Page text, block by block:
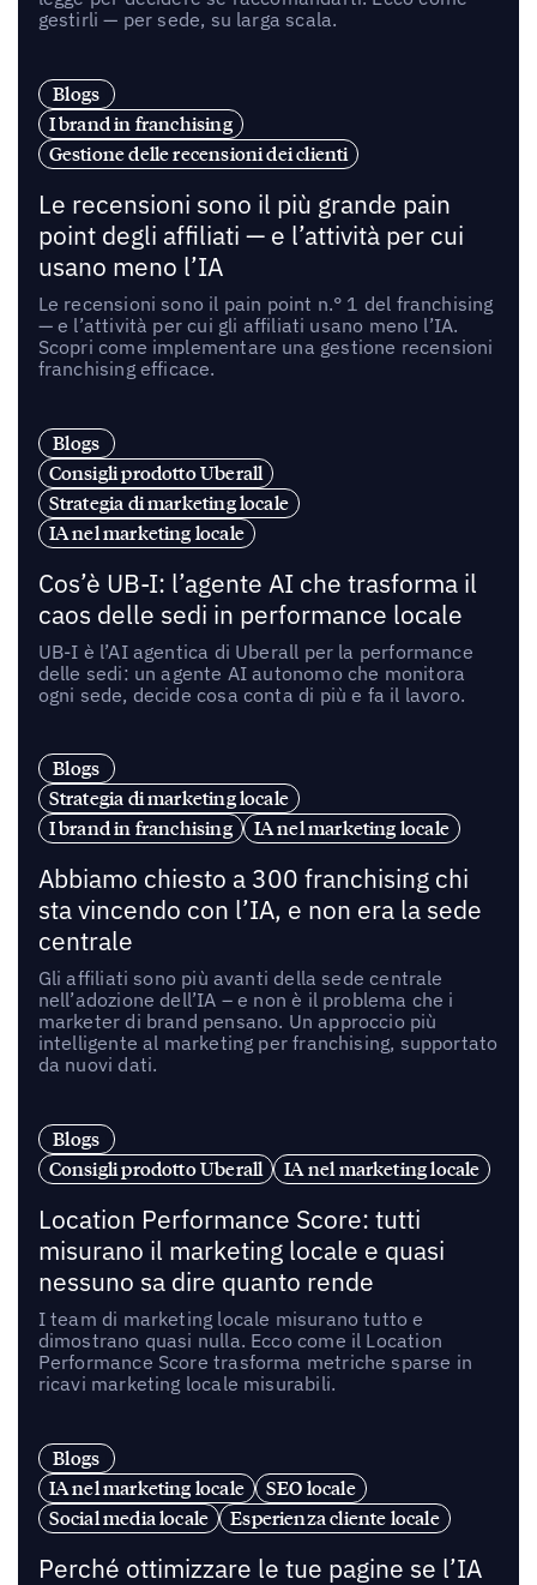
gestirli — per sede, su larga scala.
Blogs
I brand in franchising
Gestione delle recensioni dei clienti
Le recensioni sono il più grande pain
point degli affiliati — e l’attività per cui
usano meno l’IA
Le recensioni sono il pain point n.° 1 del franchising
— e l’attività per cui gli affiliati usano meno l’IA.
Scopri come implementare una gestione recensioni
franchising efficace.
Blogs
Consigli prodotto Uberall
Strategia di marketing locale
IA nel marketing locale
Cos’è UB-I: l’agente AI che trasforma il
caos delle sedi in performance locale
UB-I è l’AI agentica di Uberall per la performance
delle sedi: un agente AI autonomo che monitora
ogni sede, decide cosa conta di più e fa il lavoro.
Blogs
Strategia di marketing locale
I brand in franchising
IA nel marketing locale
Abbiamo chiesto a 300 franchising chi
sta vincendo con l’IA, e non era la sede
centrale
Gli affiliati sono più avanti della sede centrale
nell’adozione dell’IA – e non è il problema che i
marketer di brand pensano. Un approccio più
intelligente al marketing per franchising, supportato
da nuovi dati.
Blogs
Consigli prodotto Uberall
IA nel marketing locale
Location Performance Score: tutti
misurano il marketing locale e quasi
nessuno sa dire quanto rende
I team di marketing locale misurano tutto e
dimostrano quasi nulla. Ecco come il Location
Performance Score trasforma metriche sparse in
ricavi marketing locale misurabili.
Blogs
IA nel marketing locale
SEO locale
Social media locale
Esperienza cliente locale
Perché ottimizzare le tue pagine se l’IA